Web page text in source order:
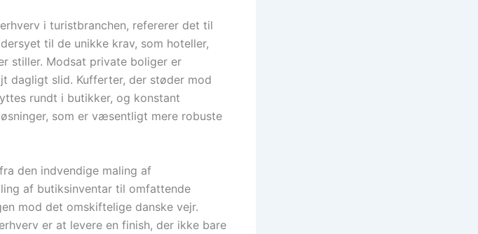
i turistbranchen, refererer det til
til de unikke krav, som hoteller,
stiller. Modsat private boliger er
dagligt slid. Kufferter, der støder mod
rundt i butikker, og konstant
som er væsentligt mere robuste
den indvendige maling af
af butiksinventar til omfattende
mod det omskiftelige danske vejr.
er at levere en finish, der ikke bare